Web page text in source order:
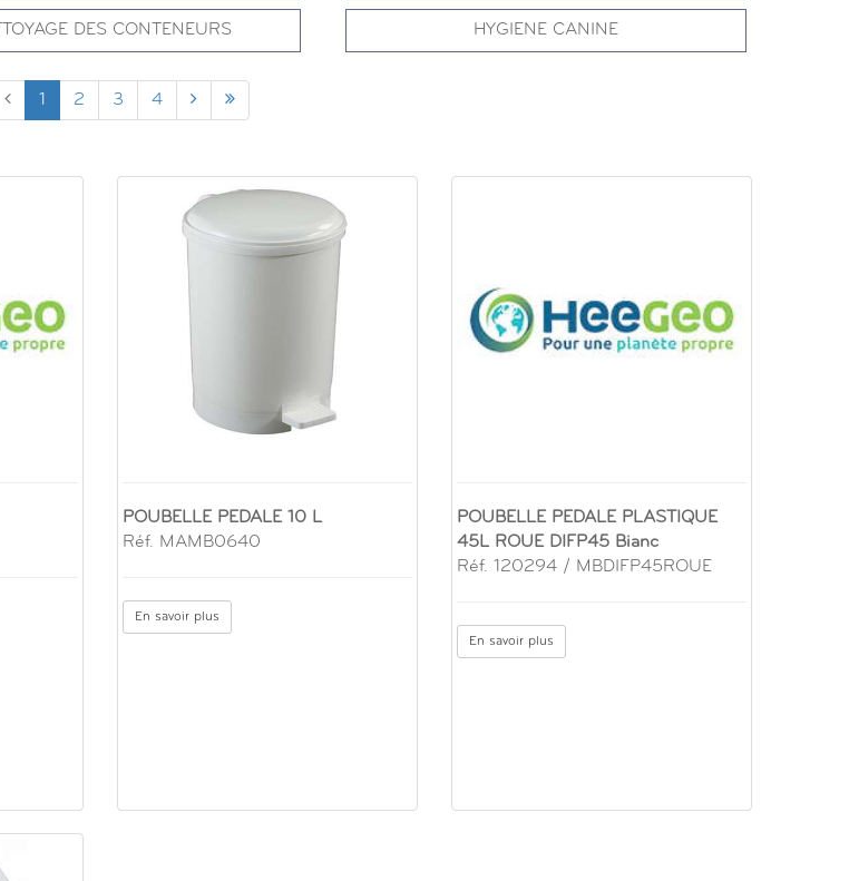
DES CONTENEURS HYGIENE CANINE
1 2 3 4
POUBELLE PEDALE 10 L
Réf. MAMB0640
En savoir plus
POUBELLE PEDALE PLASTIQUE
45L ROUE DIFP45 Bianc
Réf. 120294 / MBDIFP45ROUE
En savoir plus